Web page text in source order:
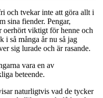
och tvekar inte att göra allt i
sina fiender. Pengar,
oerhört viktigt för henne och
i så många år nu så jag
sig lurade och är rasande.
vara en av
beteende.
naturligtvis vad de tycker